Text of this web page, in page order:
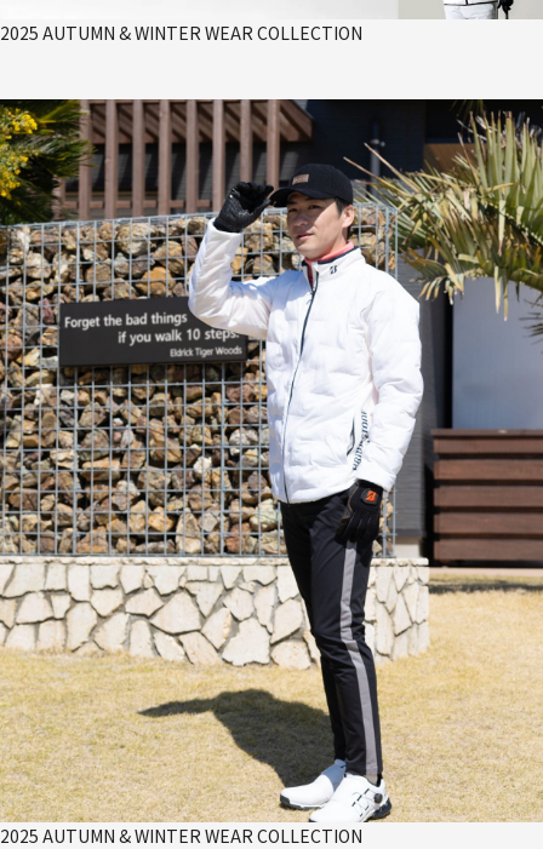
2025 AUTUMN & WINTER WEAR COLLECTION
2025 AUTUMN & WINTER WEAR COLLECTION